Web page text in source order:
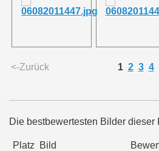
<-Zurück 1 2 3 4
Die bestbewertesten Bilder dieser
Platz Bild